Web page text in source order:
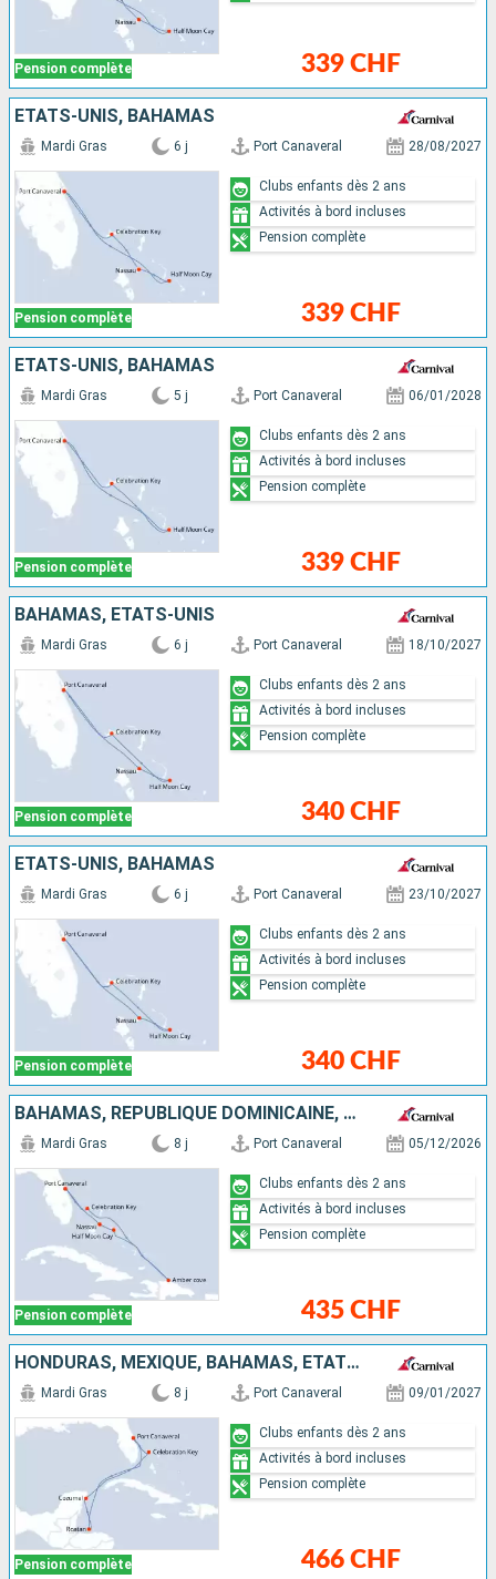
Pension complète 339 CHF
ÉTATS-UNIS, BAHAMAS
Pension complète
Mardi Gras 6 j Port Canaveral 28/08/2027
339 CHF
Clubs enfants dès 2 ans
Activités à bord incluses
Pension complète
ÉTATS-UNIS, BAHAMAS
Pension complète
Mardi Gras 5 j Port Canaveral 06/01/2028
339 CHF
Clubs enfants dès 2 ans
Activités à bord incluses
Pension complète
BAHAMAS, ÉTATS-UNIS
Pension complète
Mardi Gras 6 j Port Canaveral 18/10/2027
340 CHF
Clubs enfants dès 2 ans
Activités à bord incluses
Pension complète
ÉTATS-UNIS, BAHAMAS
Pension complète
Mardi Gras 6 j Port Canaveral 23/10/2027
340 CHF
Clubs enfants dès 2 ans
Activités à bord incluses
Pension complète
BAHAMAS, RÉPUBLIQUE DOMINICAINE, ÉTATS-UNIS
Pension complète
Mardi Gras 8 j Port Canaveral 05/12/2026
435 CHF
Clubs enfants dès 2 ans
Activités à bord incluses
Pension complète
HONDURAS, MEXIQUE, BAHAMAS, ÉTATS-UNIS
Pension complète
Mardi Gras 8 j Port Canaveral 09/01/2027
466 CHF
Clubs enfants dès 2 ans
Activités à bord incluses
Pension complète